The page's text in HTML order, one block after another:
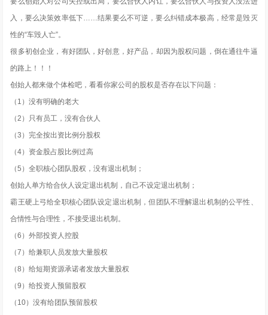
入，要么决策效率低下……结果要么不可逆，要么纠错成本极高，经常是毁灭
性的“车毁人亡”。
很多初创企业，有好团队，好创意，好产品，却因为股权问题，倒在通往牛逼
的路上！！！
创始人都来做个体检吧，看看你家公司的股权是否存在以下问题：
（1）没有明确的老大
（2）只有员工，没有合伙人
（3）完全按出资比例分股权
（4）资金股占股比例过高
（5）全职核心团队股权，没有退出机制；
创始人单方给合伙人设定退出机制，自己不设定退出机制；
霸王硬上弓给全职核心团队设定退出机制，但团队不理解退出机制的公平性、
合情性与合理性，不接受退出机制。
（6）外部投资人控股
（7）给兼职人员发放大量股权
（8）给短期资源承诺者发放大量股权
（9）给投资人预留股权
（10）没有给团队预留股权